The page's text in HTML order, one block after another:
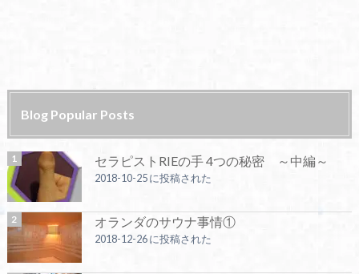
Blog Popular Posts
セラピストRIEの手 4つの秘密 ～中編～
2018-10-25 に投稿された
オランダのサウナ事情①
2018-12-26 に投稿された